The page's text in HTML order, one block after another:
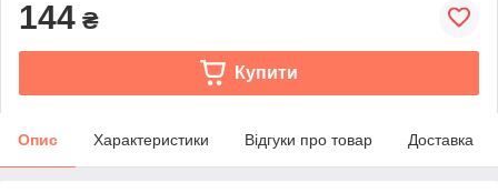
144 ₴
Купити
Опис Характеристики Відгуки про товар Доставка